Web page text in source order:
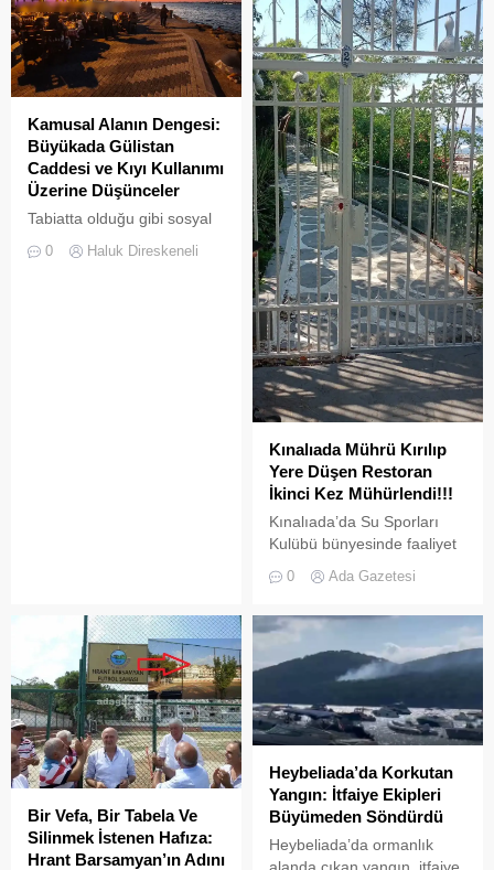
Kamusal Alanın Dengesi:
Büyükada Gülistan
Caddesi ve Kıyı Kullanımı
Üzerine Düşünceler
Tabiatta olduğu gibi sosyal
süre karşılıksız kalmaz;
0 Haluk Direskeneli
Kınalıada Mührü Kırılıp
Yere Düşen Restoran
İkinci Kez Mühürlendi!!!
Kınalıada’da Su Sporları
Kulübü bünyesinde faaliyet
gösteren bir restoran,
ruhsat usulsüzlüğü ve adres
Adalar Belediyesi tarafından
mühürlendi.
0 Ada Gazetesi
Bir Vefa, Bir Tabela Ve
Silinmek İstenen Hafıza:
Hrant Barsamyan’ın Adını
Heybeliada’da Korkutan
Yangın: İtfaiye Ekipleri
Büyümeden Söndürdü
Heybeliada’da ormanlık